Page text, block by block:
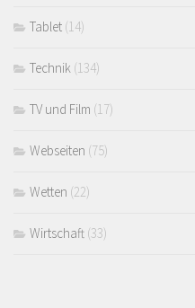
Tablet (14)
Technik (134)
TV und Film (17)
Webseiten (75)
Wetten (22)
Wirtschaft (33)